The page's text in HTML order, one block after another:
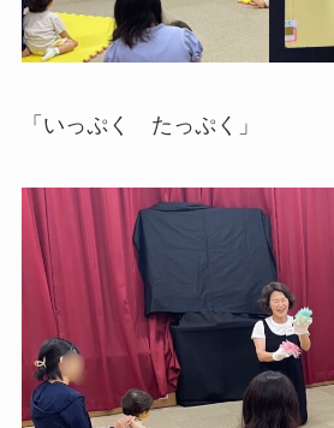
「いっぷく たっぷく」